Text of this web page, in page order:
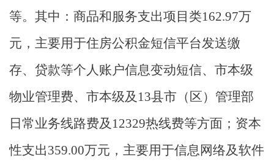
等。其中：商品和服务支出项目类162.97万
元，主要用于住房公积金短信平台发送缴
存、贷款等个人账户信息变动短信、市本级
物业管理费、市本级及 13县市（区）管理部
日常业务线路费及 12329热线费等方面；资本
性支出359.00万元，主要用于信息网络及软件